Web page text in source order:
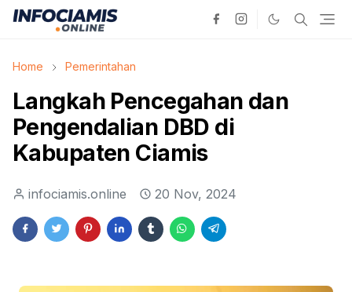
Home Pemerintahan
Langkah Pencegahan dan
Pengendalian DBD di
Kabupaten Ciamis
infociamis.online 20 Nov, 2024